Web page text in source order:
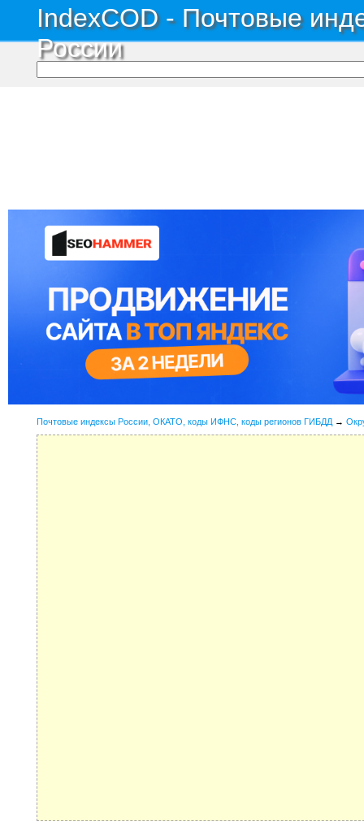
IndexCOD - Почтовые
России
Почтовые индексы России, ОКАТО, коды ИФНС, коды регионов ГИБДД →